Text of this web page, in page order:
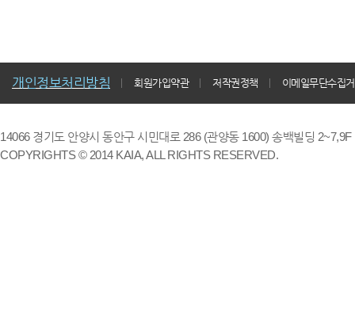
개인정보처리방침 회원가입약관 저작권정책 이메일무단수집
14066 경기도 안양시 동안구 시민대로 286 (관양동 1600) 송백빌딩
COPYRIGHTS © 2014 KAIA, ALL RIGHTS RESERVED.